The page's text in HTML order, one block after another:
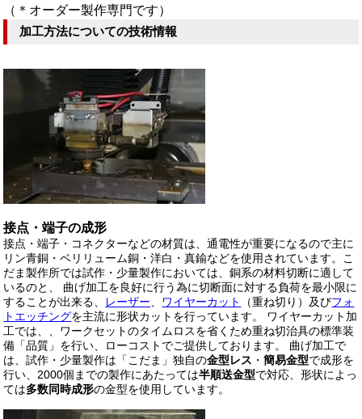
（＊オーダー製作専門です）
加工方法についての技術情報
接点・端子の成形
接点・端子・コネクターなどの材質は、通電性が重要になるので主に
リン青銅・ベリリューム銅・洋白・真鍮などを使用されています。こ
だま製作所では試作・少量製作においては、銅系の材料切断に適して
いるのと、 曲げ加工を良好に行う為に切断面に対する負荷を最小限に
することが出来る、
レーザー ワイヤーカット （重ね切り）及びフォ
トエッチングを主流に形状カットを行っています。 ワイヤーカット加
工では、、ワークセットのタイムロスを省くため重ね切治具の標準装
備「品質」を行い、ローコストでご提供しております。 曲げ加工で
は、試作・少量製作は「こだま」独自の金型レス ・簡易金型で成形を
行い、2000個までの製作にあたっては半順送金型で対応、形状によっ
ては多数同時成形の金型を使用しています。